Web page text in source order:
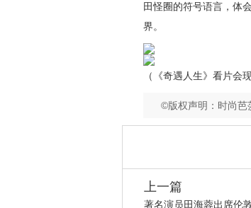
田怪圈的符号语言，体
界。
（《奇遇人生》看片会
©版权声明：时尚芭
上一篇
著名演员田海蓉出席伦